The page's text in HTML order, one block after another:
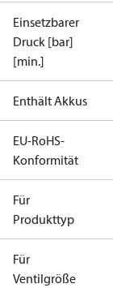
Einsetzbarer
Druck [bar]
[min.]
Enthält Akkus
EU-RoHS-
Konformität
Für
Produkttyp
Für
Ventilgröße